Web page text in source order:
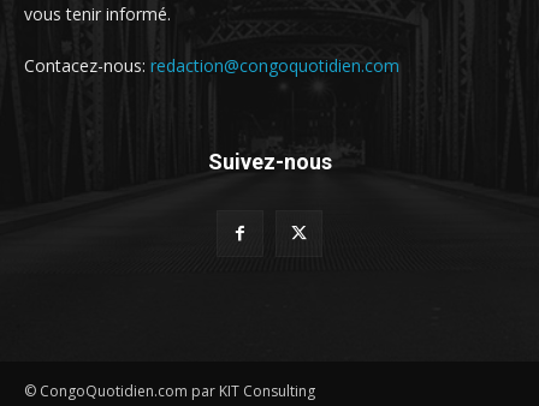
vous tenir informé.
Contacez-nous: redaction@congoquotidien.com
Suivez-nous
© CongoQuotidien.com par KIT Consulting